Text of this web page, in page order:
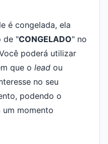
é congelada, ela
de "CONGELADO" no
poderá utilizar
que o lead ou
no seu
podendo o
momento